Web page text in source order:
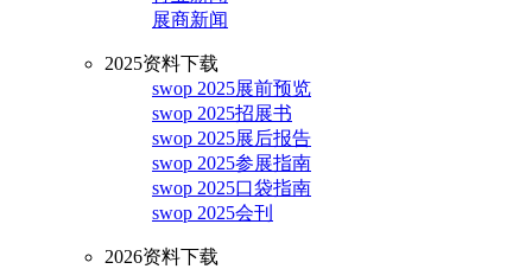
展商新闻
2025资料下载
swop 2025展前预览
swop 2025招展书
swop 2025展后报告
swop 2025参展指南
swop 2025口袋指南
swop 2025会刊
2026资料下载